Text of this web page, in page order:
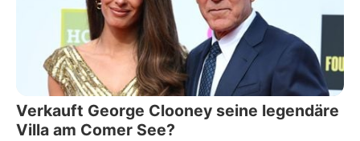
Verkauft George Clooney seine legendäre
Villa am Comer See?